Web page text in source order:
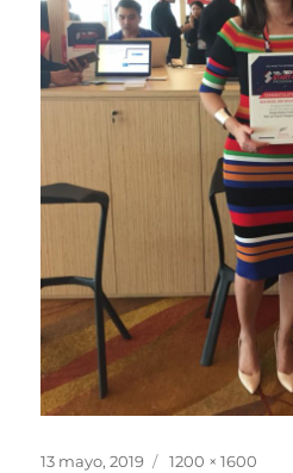
Publicado
13 mayo, 2019
Tamaño
1200 × 1600